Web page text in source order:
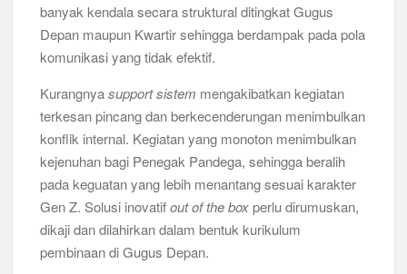
banyak kendala secara struktural ditingkat Gugus
Depan maupun Kwartir sehingga berdampak pada pola
komunikasi yang tidak efektif.
Kurangnyasupport sistem mengakibatkan kegiatan
terkesan pincang dan berkecenderungan menimbulkan
konflik internal. Kegiatan yang monoton menimbulkan
kejenuhan bagi Penegak Pandega, sehingga beralih
pada keguatan yang lebih menantang sesuai karakter
Gen Z. Solusi inovatifout of the boxperlu dirumuskan,
dikaji dan dilahirkan dalam bentuk kurikulum
pembinaan di Gugus Depan.